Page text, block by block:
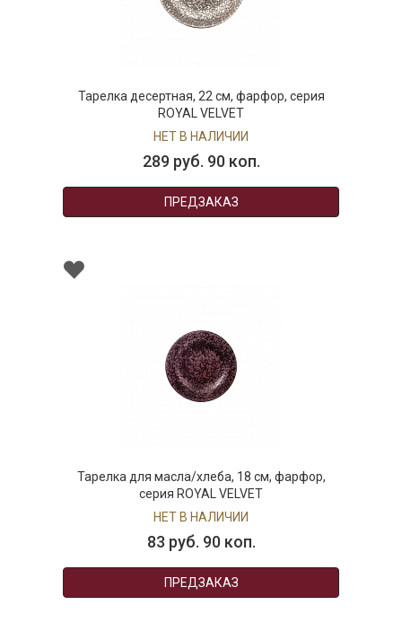
Тарелка десертная, 22 см, фарфор, серия
ROYAL VELVET
НЕТ В НАЛИЧИИ
289 руб. 90 коп.
ПРЕДЗАКАЗ
Тарелка для масла/хлеба, 18 см, фарфор,
серия ROYAL VELVET
НЕТ В НАЛИЧИИ
83 руб. 90 коп.
ПРЕДЗАКАЗ